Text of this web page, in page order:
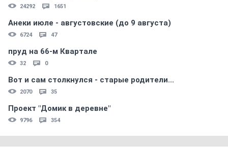
24292 1651
Анеки июле - августовские (до 9 августа)
6724 47
пруд на 66-м Квартале
32 0
Вот и сам столкнулся - старые родители...
2070 35
Проект "Домик в деревне"
9796 354